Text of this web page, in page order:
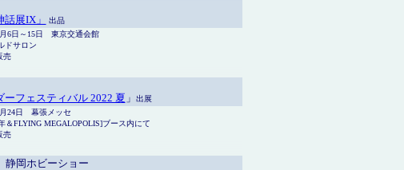
話展IX」
出品
月6日～15日 東京交通会館
ドサロン
売
ーフェスティバル 2022 夏 」
出展
月24日 幕張メッセ
＆FLYING MEGALOPOLIS]ブース内にて
売
岡ホビーショー